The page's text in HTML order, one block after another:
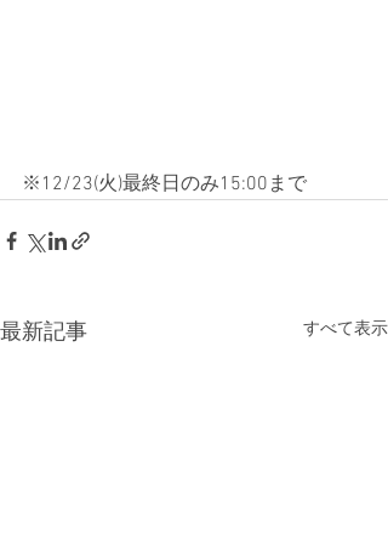
※12/23(火)最終日のみ15:00まで
最新記事 すべて表示